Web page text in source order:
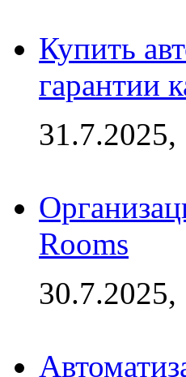
Купить
гарантии
31.7.2025,
Rooms
30.7.2025,